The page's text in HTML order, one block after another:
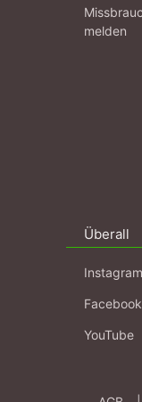
melden
Überall
Instagram
Facebook
YouTube